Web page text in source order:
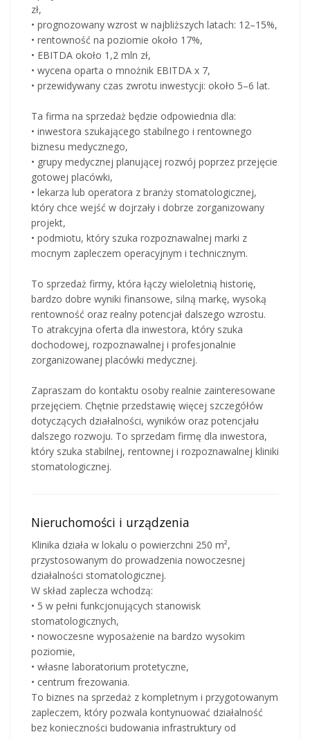
zł,
• prognozowany wzrost w najbliższych latach: 12–15%,
• rentowność na poziomie około 17%,
• EBITDA około 1,2 mln zł,
• wycena oparta o mnożnik EBITDA x 7,
• przewidywany czas zwrotu inwestycji: około 5–6 lat.
Ta firma na sprzedaż będzie odpowiednia dla:
• inwestora szukającego stabilnego i rentownego
biznesu medycznego,
• grupy medycznej planującej rozwój poprzez przejęcie
gotowej placówki,
• lekarza lub operatora z branży stomatologicznej,
który chce wejść w dojrzały i dobrze zorganizowany
projekt,
• podmiotu, który szuka rozpoznawalnej marki z
mocnym zapleczem operacyjnym i technicznym.
To sprzedaż firmy, która łączy wieloletnią historię,
bardzo dobre wyniki finansowe, silną markę, wysoką
rentowność oraz realny potencjał dalszego wzrostu.
To atrakcyjna oferta dla inwestora, który szuka
dochodowej, rozpoznawalnej i profesjonalnie
zorganizowanej placówki medycznej.
Zapraszam do kontaktu osoby realnie zainteresowane
przejęciem. Chętnie przedstawię więcej szczegółów
dotyczących działalności, wyników oraz potencjału
dalszego rozwoju. To sprzedam firmę dla inwestora,
który szuka stabilnej, rentownej i rozpoznawalnej kliniki
stomatologicznej.
Nieruchomości i urządzenia
Klinika działa w lokalu o powierzchni 250 m²,
przystosowanym do prowadzenia nowoczesnej
działalności stomatologicznej.
W skład zaplecza wchodzą:
• 5 w pełni funkcjonujących stanowisk
stomatologicznych,
• nowoczesne wyposażenie na bardzo wysokim
poziomie,
• własne laboratorium protetyczne,
• centrum frezowania.
To biznes na sprzedaż z kompletnym i przygotowanym
zapleczem, który pozwala kontynuować działalność
bez konieczności budowania infrastruktury od